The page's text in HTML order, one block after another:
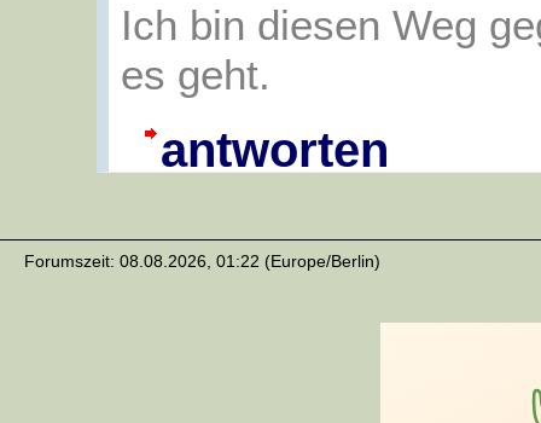
Ich bin diesen Weg
es geht.
antworten
Forumszeit: 08.08.2026, 01:22 (Europe/Berlin)